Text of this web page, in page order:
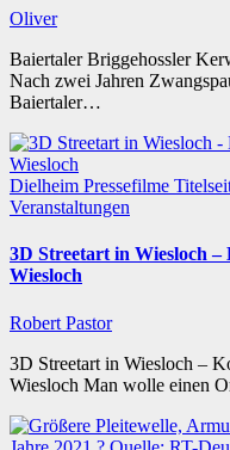
Oliver
Baiertaler Briggehossler
Nach zwei Jahren
Baiertaler…
Dielheim Pressefilme
Veranstaltungen
3D Streetart in Wiesloch
Wiesloch
Robert Pastor
3D Streetart in Wiesloch –
Wiesloch Man wolle einen